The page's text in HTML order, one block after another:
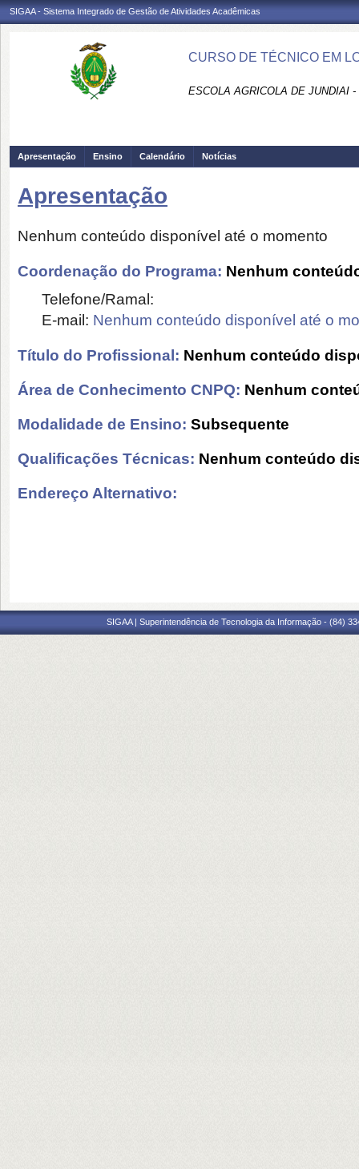
SIGAA - Sistema Integrado de Gestão de Atividades Acadêmicas
CURSO DE TÉCNICO EM
ESCOLA AGRICOLA DE JUNDIAI
Apresentação Ensino Calendário Notícias
Apresentação
Nenhum conteúdo disponível até o momento
Coordenação do Programa: Nenhum
Telefone/Ramal:
E-mail: Nenhum conteúdo disponível até o
Título do Profissional: Nenhum conteúdo
Área de Conhecimento CNPQ: Nenhum
Modalidade de Ensino: Subsequente
Qualificações Técnicas: Nenhum conteúdo
Endereço Alternativo:
SIGAA | Superintendência de Tecnologia da Informação - (84)